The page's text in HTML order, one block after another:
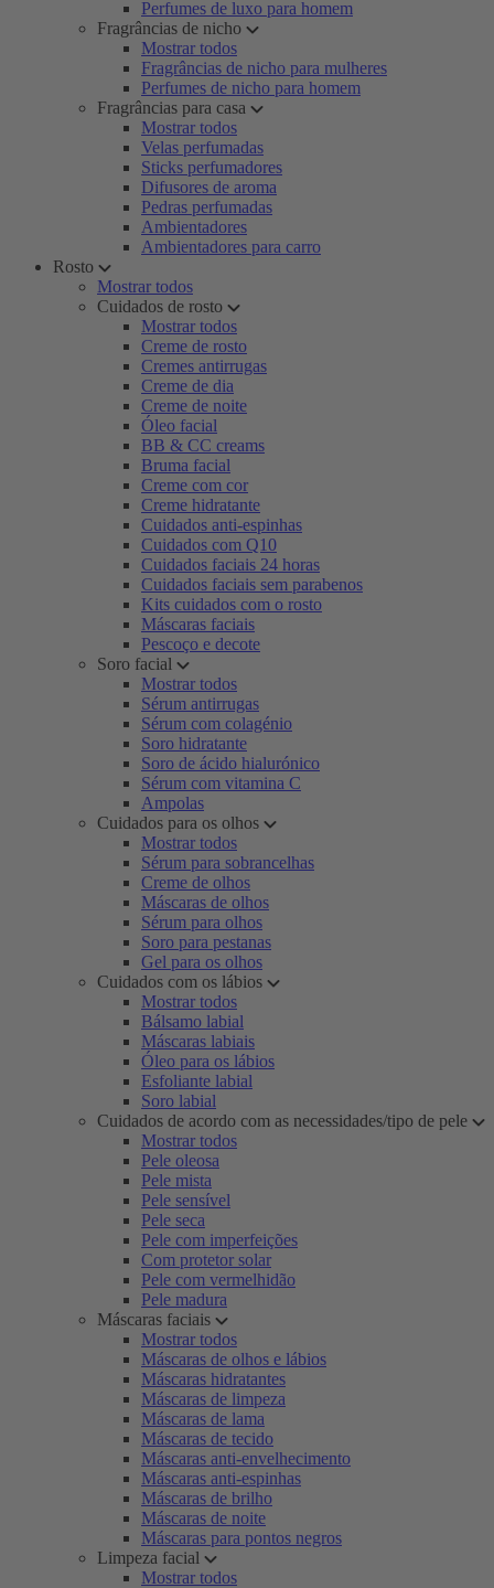
Perfumes de luxo para homem
Fragrâncias de nicho
Mostrar todos
Fragrâncias de nicho para mulheres
Perfumes de nicho para homem
Fragrâncias para casa
Mostrar todos
Velas perfumadas
Sticks perfumadores
Difusores de aroma
Pedras perfumadas
Ambientadores
Ambientadores para carro
Rosto
Mostrar todos
Cuidados de rosto
Mostrar todos
Creme de rosto
Cremes antirrugas
Creme de dia
Creme de noite
Óleo facial
BB & CC creams
Bruma facial
Creme com cor
Creme hidratante
Cuidados anti-espinhas
Cuidados com Q10
Cuidados faciais 24 horas
Cuidados faciais sem parabenos
Kits cuidados com o rosto
Máscaras faciais
Pescoço e decote
Soro facial
Mostrar todos
Sérum antirrugas
Sérum com colagénio
Soro hidratante
Soro de ácido hialurónico
Sérum com vitamina C
Ampolas
Cuidados para os olhos
Mostrar todos
Sérum para sobrancelhas
Creme de olhos
Máscaras de olhos
Sérum para olhos
Soro para pestanas
Gel para os olhos
Cuidados com os lábios
Mostrar todos
Bálsamo labial
Máscaras labiais
Óleo para os lábios
Esfoliante labial
Soro labial
Cuidados de acordo com as necessidades/tipo de pele
Mostrar todos
Pele oleosa
Pele mista
Pele sensível
Pele seca
Pele com imperfeições
Com protetor solar
Pele com vermelhidão
Pele madura
Máscaras faciais
Mostrar todos
Máscaras de olhos e lábios
Máscaras hidratantes
Máscaras de limpeza
Máscaras de lama
Máscaras de tecido
Máscaras anti-envelhecimento
Máscaras anti-espinhas
Máscaras de brilho
Máscaras de noite
Máscaras para pontos negros
Limpeza facial
Mostrar todos